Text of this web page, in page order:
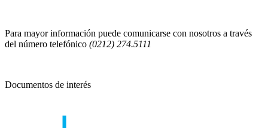
Para mayor información puede comunicarse con nosotros a través
del número telefónico (0212) 274.5111
Documentos de interés